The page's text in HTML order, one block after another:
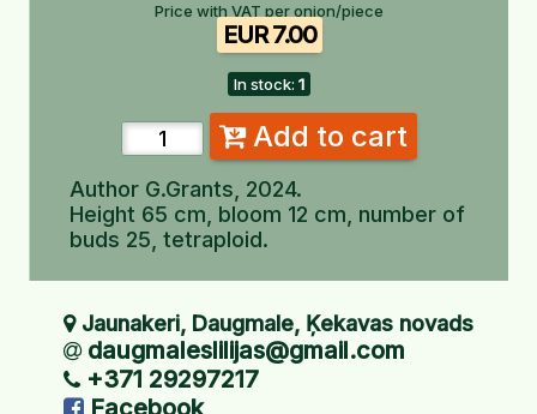
Price with VAT per onion/piece
EUR 7.00
In stock: 1
Add to cart
Author G.Grants, 2024.
Height 65 cm, bloom 12 cm, number of
buds 25, tetraploid.
Jaunakeri, Daugmale, Ķekavas novads
daugmaleslilijas@gmail.com
+371 29297217
Facebook